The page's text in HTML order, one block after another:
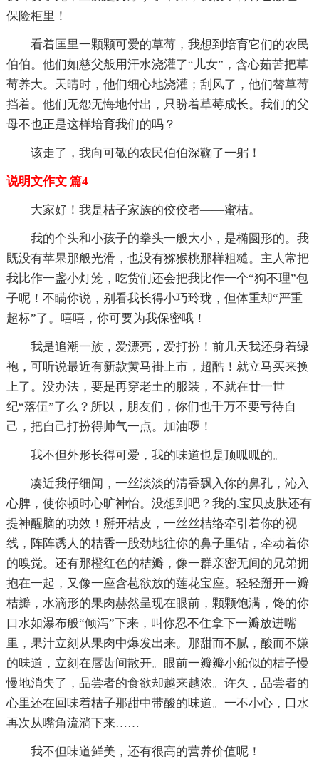
保险柜里！
看着匡里一颗颗可爱的草莓，我想到培育它们的农民
伯伯。他们如慈父般用汗水浇灌了“儿女”，含心茹苦把草
莓养大。天晴时，他们细心地浇灌；刮风了，他们替草莓
挡着。他们无怨无悔地付出，只盼着草莓成长。我们的父
母不也正是这样培育我们的吗？
该走了，我向可敬的农民伯伯深鞠了一躬！
说明文作文 篇4
大家好！我是桔子家族的佼佼者——蜜桔。
我的个头和小孩子的拳头一般大小，是椭圆形的。我
既没有苹果那般光滑，也没有猕猴桃那样粗糙。主人常把
我比作一盏小灯笼，吃货们还会把我比作一个“狗不理”包
子呢！不瞒你说，别看我长得小巧玲珑，但体重却“严重
超标”了。嘻嘻，你可要为我保密哦！
我是追潮一族，爱漂亮，爱打扮！前几天我还身着绿
袍，可听说最近有新款黄马褂上市，超酷！就立马买来换
上了。没办法，要是再穿老土的服装，不就在廿一世
纪“落伍”了么？所以，朋友们，你们也千万不要亏待自
己，把自己打扮得帅气一点。加油啰！
我不但外形长得可爱，我的味道也是顶呱呱的。
凑近我仔细闻，一丝淡淡的清香飘入你的鼻孔，沁入
心脾，使你顿时心旷神怡。没想到吧？我的.宝贝皮肤还有
提神醒脑的功效！掰开桔皮，一丝丝桔络牵引着你的视
线，阵阵诱人的桔香一股劲地往你的鼻子里钻，牵动着你
的嗅觉。还有那橙红色的桔瓣，像一群亲密无间的兄弟拥
抱在一起，又像一座含苞欲放的莲花宝座。轻轻掰开一瓣
桔瓣，水滴形的果肉赫然呈现在眼前，颗颗饱满，馋的你
口水如瀑布般“倾泻”下来，叫你忍不住拿下一瓣放进嘴
里，果汁立刻从果肉中爆发出来。那甜而不腻，酸而不嫌
的味道，立刻在唇齿间散开。眼前一瓣瓣小船似的桔子慢
慢地消失了，品尝者的食欲却越来越浓。许久，品尝者的
心里还在回味着桔子那甜中带酸的味道。一不小心，口水
再次从嘴角流淌下来……
我不但味道鲜美，还有很高的营养价值呢！